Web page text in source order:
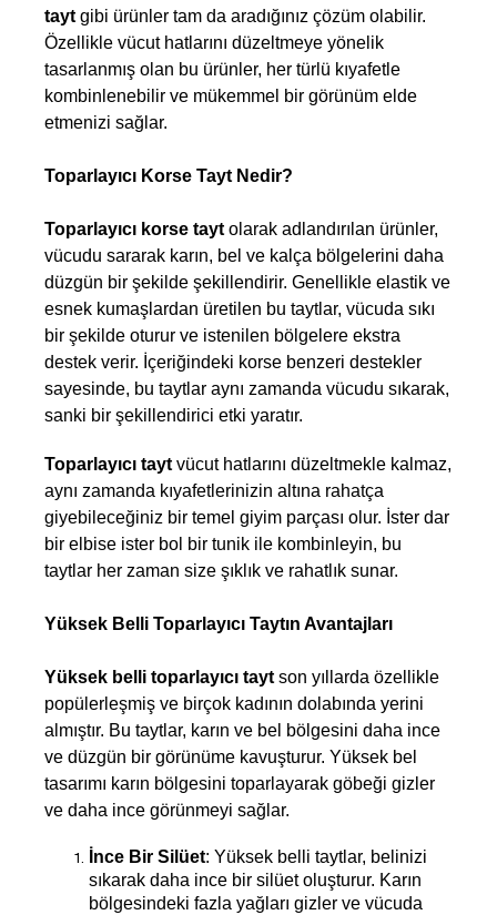
tayt gibi ürünler tam da aradığınız çözüm olabilir.
Özellikle vücut hatlarını düzeltmeye yönelik
tasarlanmış olan bu ürünler, her türlü kıyafetle
kombinlenebilir ve mükemmel bir görünüm elde
etmenizi sağlar.
Toparlayıcı Korse Tayt Nedir?
Toparlayıcı korse tayt olarak adlandırılan ürünler,
vücudu sararak karın, bel ve kalça bölgelerini daha
düzgün bir şekilde şekillendirir. Genellikle elastik ve
esnek kumaşlardan üretilen bu taytlar, vücuda sıkı
bir şekilde oturur ve istenilen bölgelere ekstra
destek verir. İçeriğindeki korse benzeri destekler
sayesinde, bu taytlar aynı zamanda vücudu sıkarak,
sanki bir şekillendirici etki yaratır.
Toparlayıcı tayt vücut hatlarını düzeltmekle kalmaz,
aynı zamanda kıyafetlerinizin altına rahatça
giyebileceğiniz bir temel giyim parçası olur. İster dar
bir elbise ister bol bir tunik ile kombinleyin, bu
taytlar her zaman size şıklık ve rahatlık sunar.
Yüksek Belli Toparlayıcı Taytın Avantajları
Yüksek belli toparlayıcı tayt son yıllarda özellikle
popülerleşmiş ve birçok kadının dolabında yerini
almıştır. Bu taytlar, karın ve bel bölgesini daha ince
ve düzgün bir görünüme kavuşturur. Yüksek bel
tasarımı karın bölgesini toparlayarak göbeği gizler
ve daha ince görünmeyi sağlar.
İnce Bir Silüet: Yüksek belli taytlar, belinizi
sıkarak daha ince bir silüet oluşturur. Karın
bölgesindeki fazla yağları gizler ve vücuda